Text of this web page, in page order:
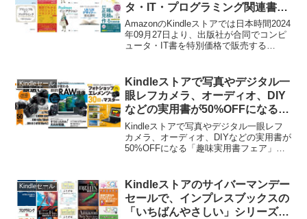
タ・IT・プログラミング関連書籍
が最大50%OFFセール中。
AmazonのKindleストアでは日本時間2024
年09月27日より、出版社が合同でコンピ
ュータ・IT書を特別価格で販売する
テムのコンピュータ・IT・プログラミン
グ関連書籍が最大50%OFFとなっていま
す。
Kindleセール
Kindleストアで写真やデジタル一
眼レフカメラ、オーディオ、DIY
などの実用書が50%OFFになる
「趣味実用書フェア」が10月27
日まで開催中。
Kindleストアで写真やデジタル一眼レフ
カメラ、オーディオ、DIYなどの実用書が
50%OFFになる「趣味実用書フェア」が
タル一眼レフカメラ、オーディオ、DI...
Kindleセール
Kindleストアのサイバーマンデー
セールで、インプレスブックスの
「いちばんやさしい」シリーズや